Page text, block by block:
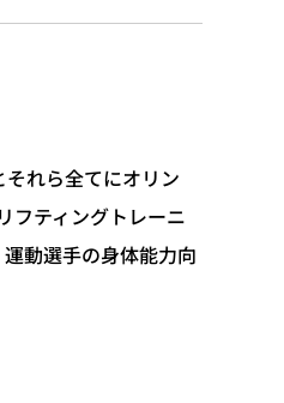
れら全てにオリン
フティングトレーニ
動選手の身体能力向